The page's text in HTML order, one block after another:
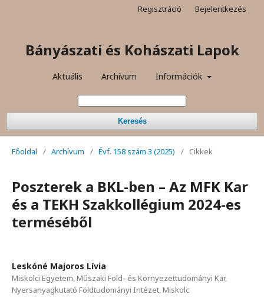
Bányászati és Kohászati Lapok
Aktuális Archívum Információk
Keresés
Regisztráció Bejelentkezés
Főoldal / Archívum / Évf. 158 szám 3 (2025) / Cikkek
Poszterek a BKL-ben – Az MFK Kar
és a TEKH Szakkollégium 2024-es
terméséből
Leskóné Majoros Lívia
Miskolci Egyetem, Műszaki Föld- és Környezettudományi Kar,
Nyersanyagkutató Földtudományi Intézet, Miskolc